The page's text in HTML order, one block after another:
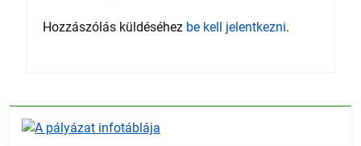
Hozzászólás küldéséhez be kell jelentkezni.